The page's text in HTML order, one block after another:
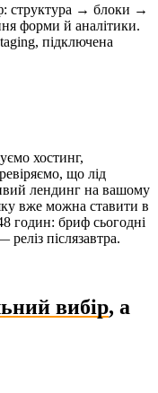
структура → блоки →
форми й аналітики.
підключена
хостинг,
що лід
лендинг на вашому
вже можна ставити в
годин: бриф сьогодні
післязавтра.
вибір, а